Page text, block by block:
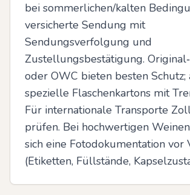
bei sommerlichen/kalten
versicherte Sendung mit
Sendungsverfolgung und
Zustellungsbestätigung.
oder OWC bieten besten
spezielle Flaschenkartons mit
Für internationale Transporte
prüfen. Bei hochwertigen
sich eine Fotodokumentation vor
(Etiketten, Füllstände,